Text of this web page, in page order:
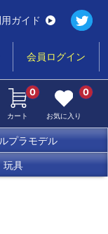
ガイド
会員ログイン
カート
0
お気に入り
0
プラモデル
玩具